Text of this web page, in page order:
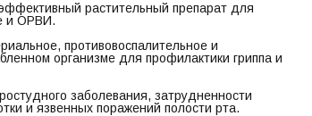
растительный препарат для
и ОРВИ.
противовоспалительное и
организме для профилактики гриппа и
заболевания, затрудненности
и язвенных поражений полости рта.